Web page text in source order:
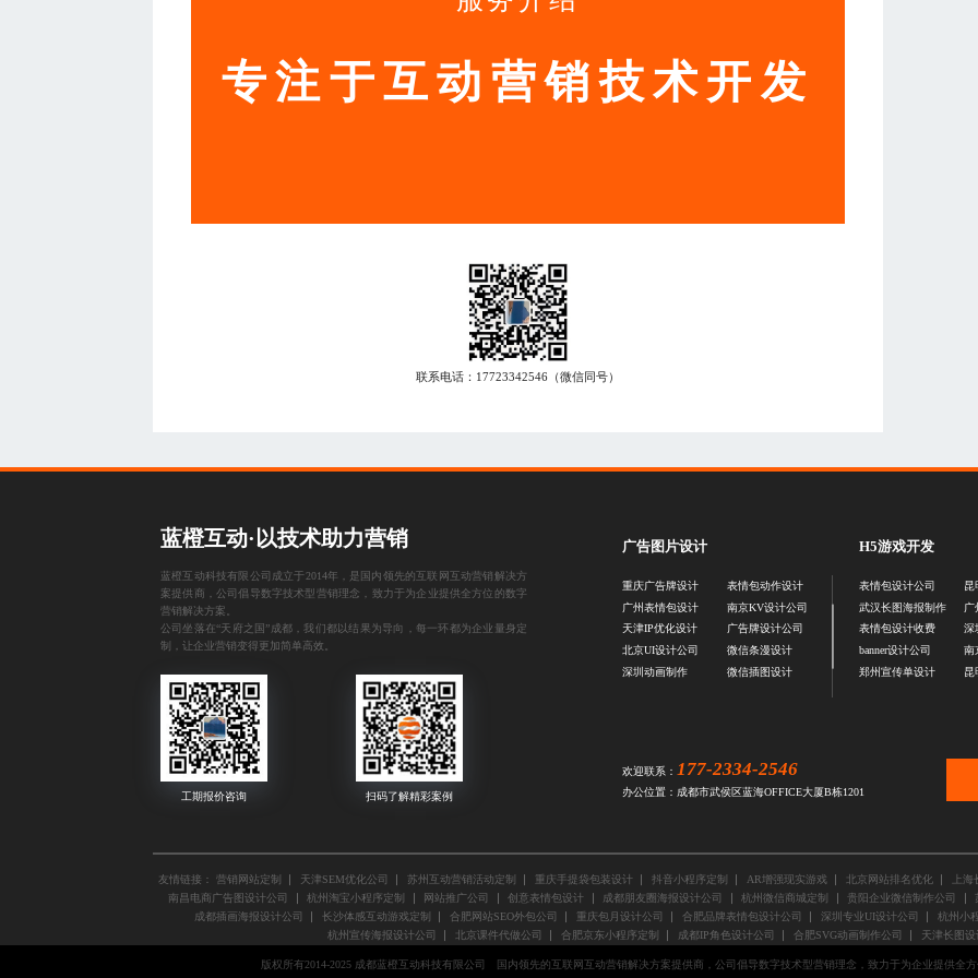
专注于互动营销技术开发
联系电话： 17723342546 （微信同号）
蓝橙互动·以技术助力营销
蓝橙互动科技有限公司成立于2014年，是国内领先的互联网互动营销解决方
案提供商，公司倡导数字技术型营销理念，致力于为企业提供全方位的数字
营销解决方案。
公司坐落在“天府之国”成都，我们都以结果为导向，每一环都为企业量身定
制，让企业营销变得更加简单高效。
广告图片设计
重庆广告牌设计
广州表情包设计
天津IP优化设计
北京UI设计公司
深圳动画制作
表情包动作设计
南京KV设计公司
广告牌设计公司
微信条漫设计
微信插图设计
H5游戏开发
表情包设计公司
武汉长图海报制作
表情包设计收费
banner设计公司
郑州宣传单设计
昆
广
深
南
昆
欢迎联系： 177-2334-2546
办公位置：成都市武侯区蓝海OFFICE大厦B栋1201
友情链接： 营销网站定制 天津SEM优化公司 苏州互动营销活动定制 重庆手提袋包装设计 抖音小程序定制 AR增强现实游戏 北京网站排名优化
上
南昌电商广告图设计公司
杭州淘宝小程序定制 网站推广公司 创意表情包设计 成都朋友圈海报设计公司 杭州微信商城定制 贵阳企业微信制作公司
成都插画海报设计公司
长沙体感互动游戏定制 合肥网站SEO外包公司 重庆包月设计公司 合肥品牌表情包设计公司 深圳专业UI设计公司
杭州小
杭州宣传海报设计公司
北京课件代做公司 合肥京东小程序定制 成都IP角色设计公司 合肥SVG动画制作公司 天津长图设
版权所有2014-2025 成都蓝橙互动科技有限公司 国内领先的互联网互动营销解决方案提供商，公司倡导数字技术型营销理念，致力于为企业提供全